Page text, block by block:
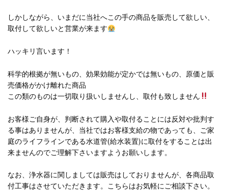
しかしながら、いまだに当社へこの手の商品を販売して欲しい、
取付して欲しいと営業が来ます
ハッキリ言います！
科学的根拠が無いもの、効果効能が定かでは無いもの、原価と販
売価格がかけ離れた商品
この類のものは一切取り扱いしませんし、取付も致しません
お客様ご自身が、判断されて購入や取付ることには反対や批判す
る事はありませんが、当社ではお客様支給の物であっても、ご家
庭のライフラインである水道管(給水装置)に取付をすることは出
来ませんのでご理解下さいますようお願いします。
なお、浄水器に関しましては販売はしておりませんが、各商品取
付工事はさせていただきます。こちらはお気軽にご相談下さい。